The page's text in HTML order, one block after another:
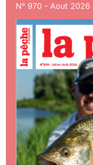
N° 970 - Aout 2026